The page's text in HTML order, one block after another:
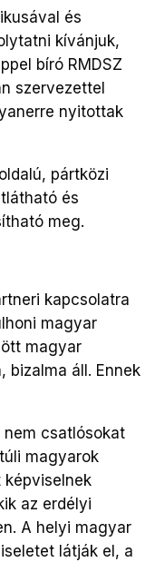
és
kívánjuk,
bíró RMDSZ
szervezettel
nyitottak
pártközi
és
meg.
kapcsolatra
magyar
magyar
bizalma áll. Ennek
nem csatlósokat
magyarok
képviselnek
az erdélyi
A helyi magyar
látják el, a